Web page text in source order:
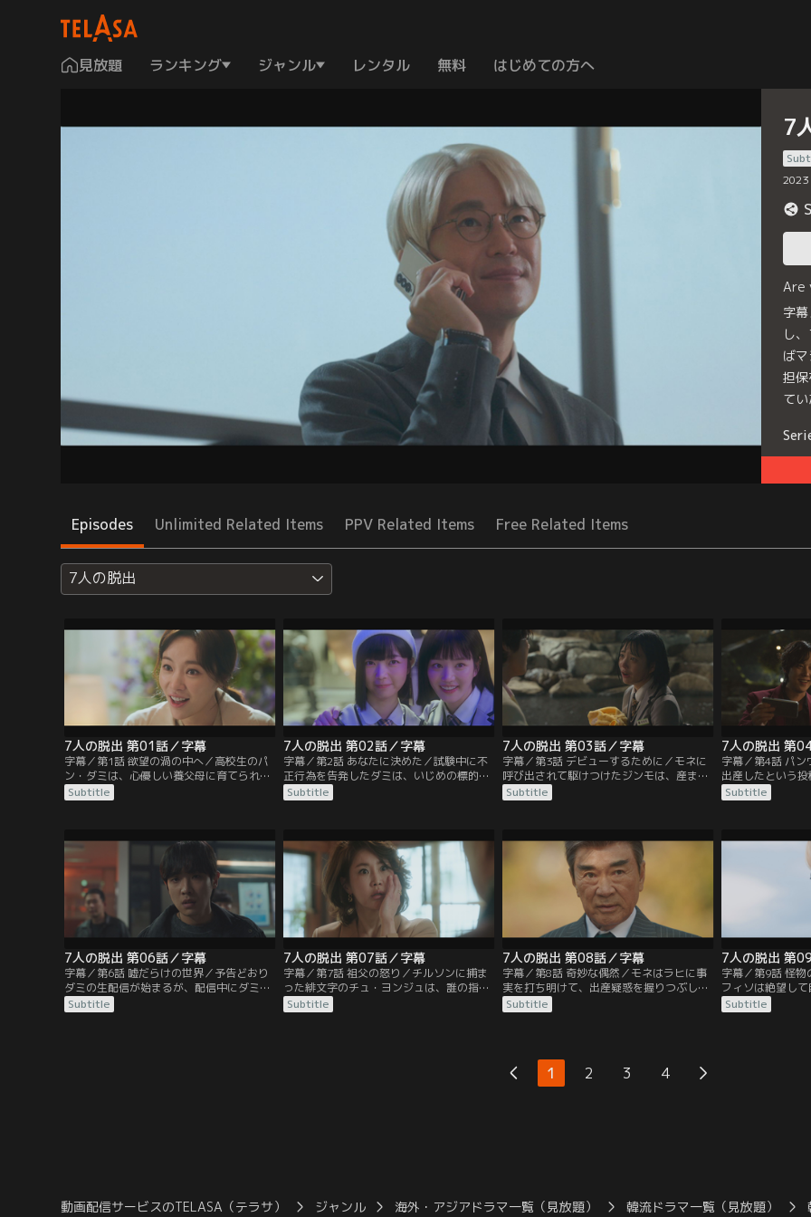
見放題 ランキング ジャンル レンタル 無料 はじめての方へ
7
2023
Are
字
し
ば
担
て
Episodes Unlimited Related Items PPV Related Items Free Related Items
7人の脱出
7人の脱出 第01話／字幕
字幕／第1話 欲望の渦の中へ／高校生のパ
ン・ダミは、心優しい養父母に育てられな
がら生きてきた。ある日、ダミの前に実母
クム・ラヒが現れ、ダミはラヒと暮らすこ
た。
Subtitle
7人の脱出 第02話／字幕
字幕／第2話 あなたに決めた／試験中に不
正行為を告発したダミは、いじめの標的に
されてしまう。そんなダミを助けたのは人
気者のハン・モネ。しかしモネには裏の顔
Subtitle
7人の脱出 第03話／字幕
字幕／第3話 デビューするために／モネに
呼び出されて駆けつけたジンモは、産まれ
たばかりの赤ん坊を預かることに。一方、
約束の時間に遅れたダミはラヒの命令で、
Subtitle
7人の脱出 第
字幕／第4話 パ
出産したという
に陥る。そこで
ることを思いつ
Subtitle
7人の脱出 第06話／字幕
字幕／第6話 嘘だらけの世界／予告どおり
ダミの生配信が始まるが、配信中にダミは
銃撃される。配信現場には、銃を手に倒れ
ているフィソがおり、傍らにはダミのニッ
Subtitle
7人の脱出 第07話／字幕
字幕／第7話 祖父の怒り／チルソンに捕ま
った緋文字のチュ・ヨンジュは、誰の指示
で動いていたかを白状する。チルソンはジ
ンモを捕まえろと命じ、ラヒからは出資金
Subtitle
7人の脱出 第08話／字幕
字幕／第8話 奇妙な偶然／モネはラヒに事
実を打ち明けて、出産疑惑を握りつぶして
ほしいと頼む。しかし、その時、チルソン
がダミの件で会見を開くという連絡を受け
Subtitle
7人の脱出 第
字幕／第9話 怪
フィソは絶望し
ある日、他の受
タクがフィソを
Subtitle
1 2 3 4
動画配信サービスのTELASA（テラサ） ジャンル 海外・アジアドラマ一覧（見放題） 韓流ドラマ一覧（見放題）